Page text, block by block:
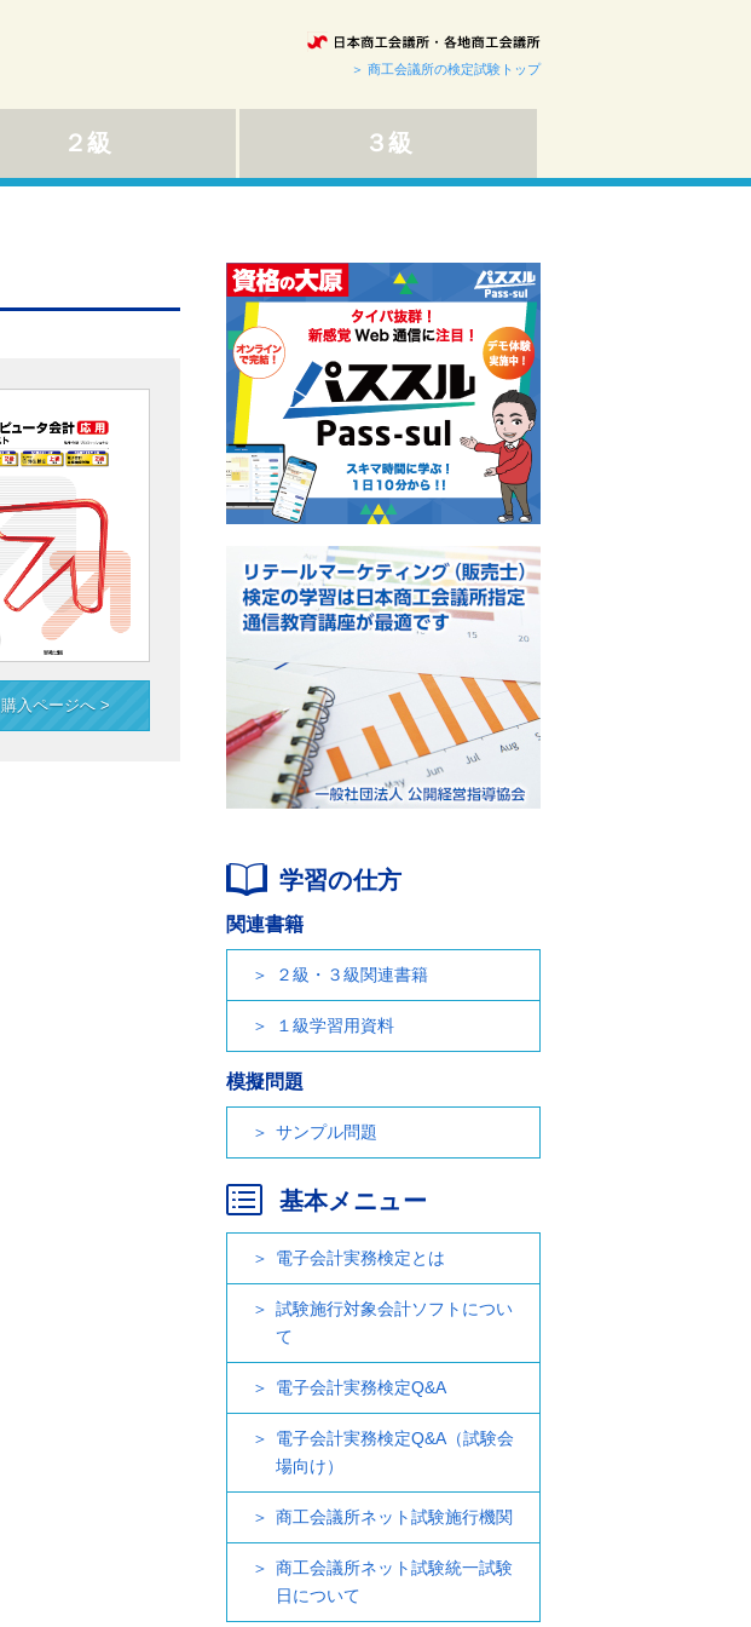
＞ 商工会議所の検定試験トップ
２級 ３級
購入ページへ >
学習の仕方
関連書籍
２級・３級関連書籍
１級学習用資料
模擬問題
サンプル問題
基本メニュー
電子会計実務検定とは
試験施行対象会計ソフトについ
て
電子会計実務検定Q&A
電子会計実務検定Q&A（試験会
場向け）
商工会議所ネット試験施行機関
商工会議所ネット試験統一試験
日について